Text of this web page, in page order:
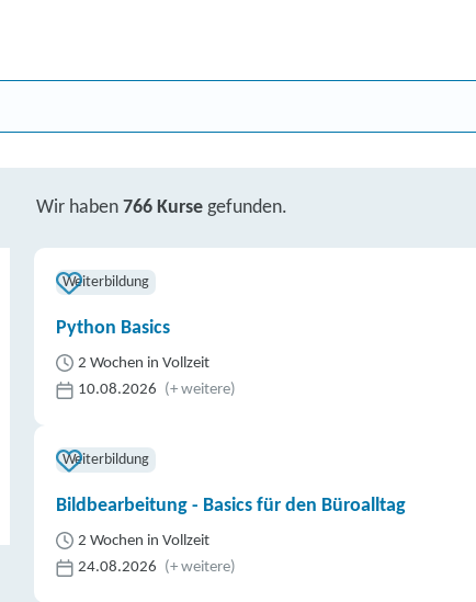
Wir haben 766 Kurse gefunden.
Weiterbildung
Python Basics
2 Wochen in Vollzeit
10.08.2026 (+ weitere)
Weiterbildung
Bildbearbeitung - Basics für den Büroalltag
2 Wochen in Vollzeit
24.08.2026 (+ weitere)